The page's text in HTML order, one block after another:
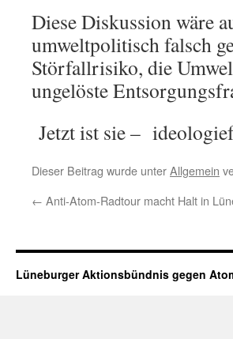
Diese Diskussion wäre
umweltpolitisch falsch
Störfallrisiko, die
ungelöste
Jetzt ist sie –
Dieser Beitrag wurde unterAllgemein
← Anti-Atom-Radtour macht Halt in
Lüneburger Aktionsbündnis gegen